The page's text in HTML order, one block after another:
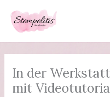
Inhalt
springen
In der
mit